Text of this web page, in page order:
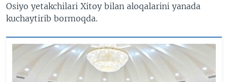
Osiyo yetakchilari Xitoy bilan aloqalarini yanada
kuchaytirib bormoqda.